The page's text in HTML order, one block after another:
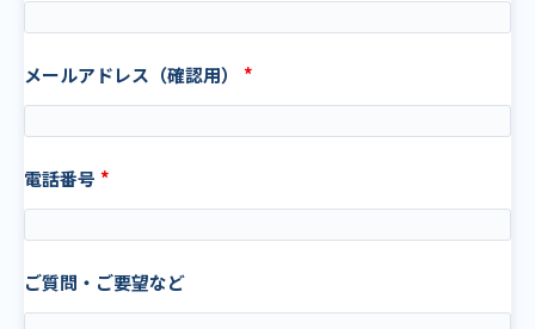
メールアドレス（確認用）
電話番号
ご質問・ご要望など